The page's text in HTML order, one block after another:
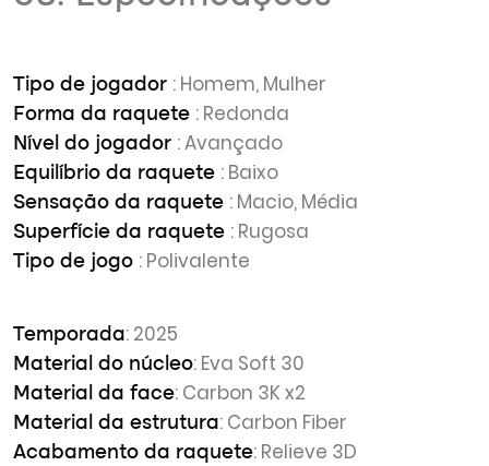
Tipo de jogador : Homem, Mulher
Forma da raquete : Redonda
Nível do jogador : Avançado
Equilíbrio da raquete : Baixo
Sensação da raquete : Macio, Média
Superfície da raquete : Rugosa
Tipo de jogo : Polivalente
Temporada: 2025
Material do núcleo: Eva Soft 30
Material da face: Carbon 3K x2
Material da estrutura: Carbon Fiber
Acabamento da raquete: Relieve 3D